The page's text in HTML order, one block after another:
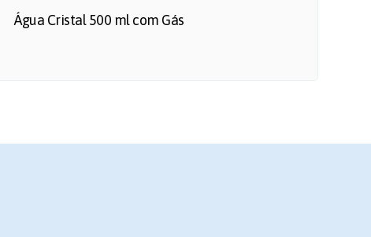
Água Cristal 500 ml com Gás